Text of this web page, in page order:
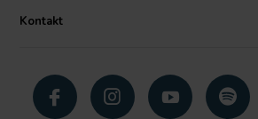
Kontakt